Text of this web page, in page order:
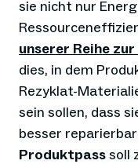
sie nicht nur
unserer Reihe zur
dies, in dem
Rezyklat-
sein sollen, dass
besser
Produktpasssoll